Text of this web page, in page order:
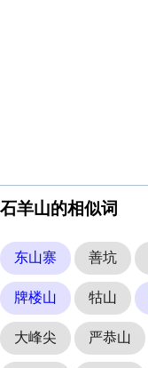
石羊山的相似词
东山寨 善坑
牌楼山 牯山
大峰尖 严恭山